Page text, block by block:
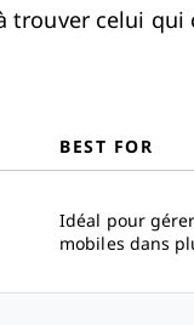
trouver celui
BEST FOR
Idéal pour
mobiles dans